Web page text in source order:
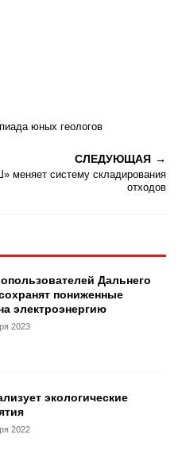
юных геологов
СЛЕДУЮЩАЯ
систему складирования
отходов
Дальнего
пониженные
электроэнергию
2023
экологические
2022